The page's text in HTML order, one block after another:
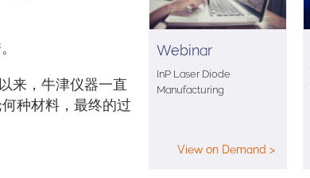
来，牛津仪器一直
种材料，最终的过
Webinar
InP Laser Diode
Manufacturing
View on Demand >